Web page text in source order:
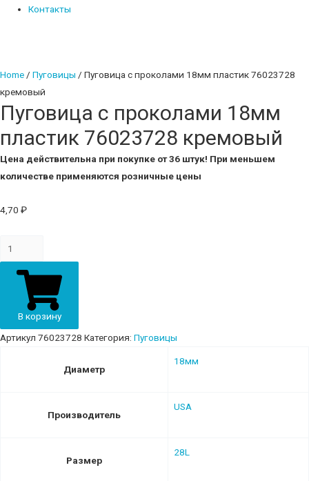
Контакты
Home / Пуговицы / Пуговица с проколами 18мм пластик 76023728
кремовый
Пуговица с проколами 18мм
пластик 76023728 кремовый
Цена действительна при покупке от 36 штук! При меньшем
количестве применяются розничные цены
4,70 ₽
с
проколами
пластик
76023728
кремовый
В корзину
Артикул 76023728 Категория: Пуговицы
Диаметр
18мм
Производитель
USA
Размер
28L